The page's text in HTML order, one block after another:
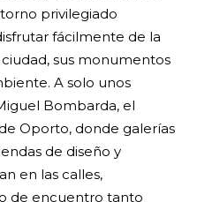
privilegiado
fácilmente de la
sus monumentos
A solo unos
Bombarda, el
Oporto, donde galerías
de diseño y
en las calles,
de encuentro tanto